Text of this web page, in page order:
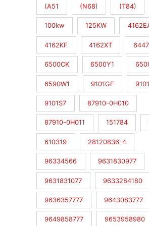
(A51 (N68) (T84)
100kw 125KW
4162KF 4162XT
6500CK 6500Y1
6590W1 9101GF
9101S7 87910-0H010
87910-0H011 151784
610319 28120836-4
96334566 9631830977
9631831077 9633284180
9636357777 9643083777
9649858777 9653958980